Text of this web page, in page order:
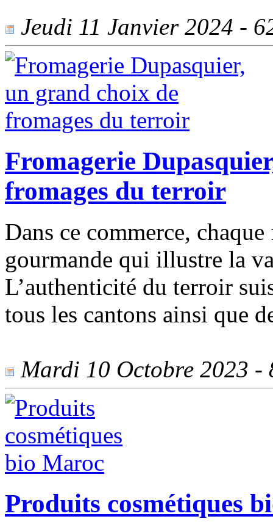
Jeudi 11 Janvier 2024 -
Fromagerie
fromages du terroir
Dans ce commerce,
gourmande qui illustre la
L’authenticité du terroir
tous les cantons ainsi que
Mardi 10 Octobre 2023 -
Produits cosmétiques